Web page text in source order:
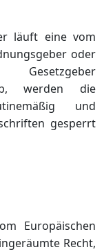
läuft eine vom
oder
Gesetzgeber
werden die
und
gesperrt
Europäischen
Recht,